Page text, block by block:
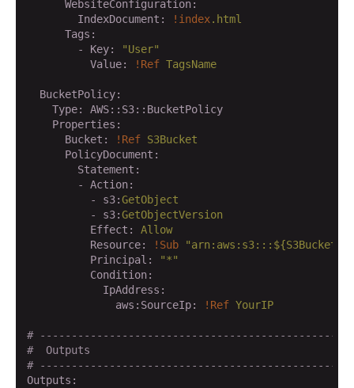
      WebsiteConfiguration:
        IndexDocument:
!index.html
      Tags:
        - Key:
"User"
          Value:
!Ref TagsName
  BucketPolicy:
    Type:
AWS::S3::BucketPolicy
    Properties:
      Bucket:
!Ref S3Bucket
      PolicyDocument:
        Statement:
        - Action:
          - s3:
GetObject
          - s3:
GetObjectVersion
          Effect:
Allow
          Resource:
!Sub
          Principal:
"*"
          Condition:
            IpAddress:
              aws:
SourceIp: !Ref YourIP
#
#  Outputs
#
Outputs: